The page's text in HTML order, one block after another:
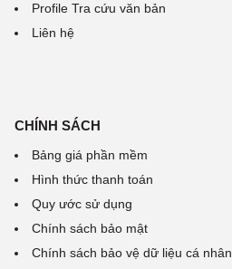
Profile Tra cứu văn bản
Liên hệ
CHÍNH SÁCH
Bảng giá phần mềm
Hình thức thanh toán
Quy ước sử dụng
Chính sách bảo mật
Chính sách bảo vệ dữ liệu cá nhân